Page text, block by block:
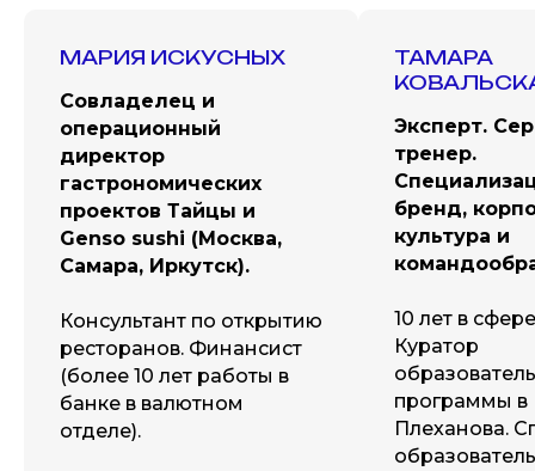
МАРИЯ ИСКУСНЫХ
Cовладелец и
операционный
директор
гастрономических
проектов Тайцы и
Genso sushi (Москва,
Самара, Иркутск).
Консультант по открытию
ресторанов. Финансист
(более 10 лет работы в
банке в валютном
отделе).
ТАМАРА
Эксперт.
тренер.
бренд,
культура и
10 лет в
Куратор
программы в
Плеханова.